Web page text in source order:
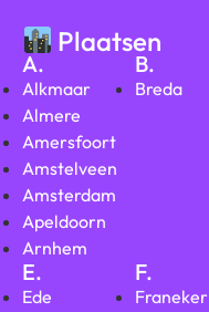
Plaatsen
A.
Alkmaar
Almere
Amersfoort
Amstelveen
Amsterdam
Apeldoorn
Arnhem
B.
Breda
E.
Ede
F.
Franeker